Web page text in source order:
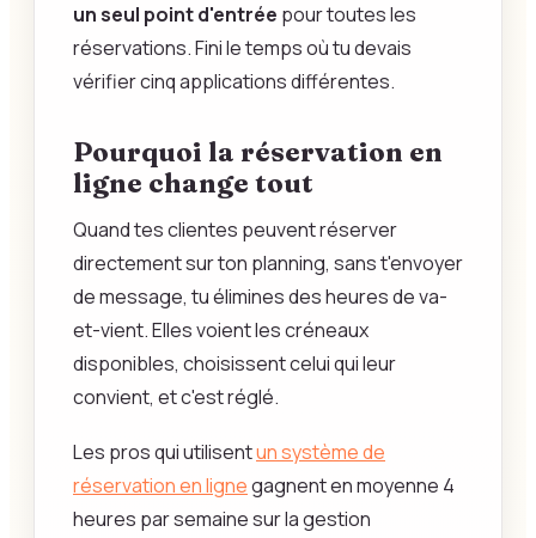
un seul point d'entrée pour toutes les
réservations. Fini le temps où tu devais
vérifier cinq applications différentes.
Pourquoi la réservation en
ligne change tout
Quand tes clientes peuvent réserver
directement sur ton planning, sans t'envoyer
de message, tu élimines des heures de va-
et-vient. Elles voient les créneaux
disponibles, choisissent celui qui leur
convient, et c'est réglé.
Les pros qui utilisentun système de
réservation en lignegagnent en moyenne 4
heures par semaine sur la gestion